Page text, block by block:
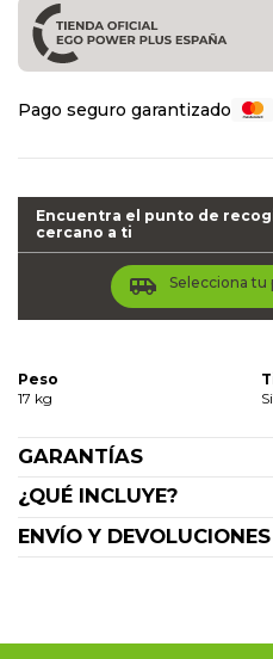
Pago seguro garantizado
Encuentra el punto de
cercano a ti
airport_shuttle Selecciona tu
Peso
17 kg
GARANTÍAS
¿QUÉ INCLUYE?
ENVÍO Y DEVOLUCIONES